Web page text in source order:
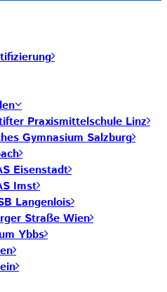
Praxismittelschule Linz
Gymnasium Salzburg
Eisenstadt
Imst
Langenlois
Straße Wien
Ybbs